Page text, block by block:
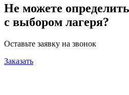
Не можете
с выбором лагеря?
Оставьте заявку на звонок
Заказать